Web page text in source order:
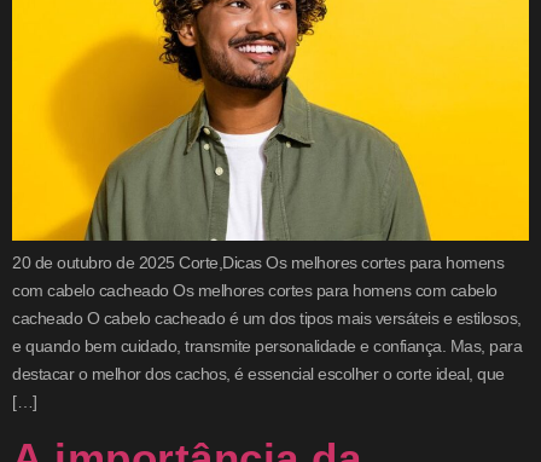
20 de outubro de 2025 Corte,Dicas Os melhores cortes para homens
com cabelo cacheado Os melhores cortes para homens com cabelo
cacheado O cabelo cacheado é um dos tipos mais versáteis e estilosos,
e quando bem cuidado, transmite personalidade e confiança. Mas, para
destacar o melhor dos cachos, é essencial escolher o corte ideal, que
[…]